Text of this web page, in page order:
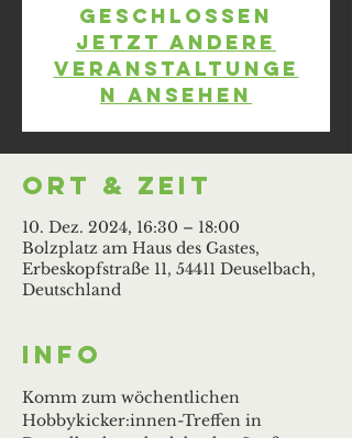
geschlossen
Jetzt andere
Veranstaltunge
n ansehen
Ort & Zeit
10. Dez. 2024, 16:30 – 18:00
Bolzplatz am Haus des Gastes,
Erbeskopfstraße 11, 54411 Deuselbach,
Deutschland
Info
Komm zum wöchentlichen
Hobbykicker:innen-Treffen in